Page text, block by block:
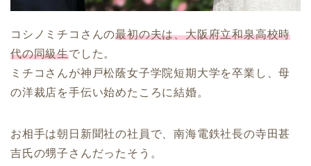
コシノミチコさんの最初の夫は、大阪府立和泉高校時
代の同級生でした。
ミチコさんが神戸松蔭女子学院短期大学を卒業し、母
の洋裁店を手伝い始めたころに結婚。
お相手は朝日新聞社の社員で、南海電鉄社長の寺田甚
吉氏の甥子さんだったそう。